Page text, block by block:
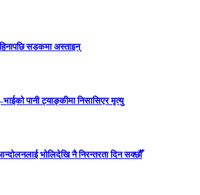
सडकमा अस्ताइन्
पानी ट्याङ्कीमा निसासिएर मृत्यु
भोलिदेखि नै निरन्तरता दिन सक्छौँ